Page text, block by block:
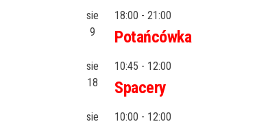
sie
9
18:00 - 21:00
Potańcówka
sie
18
10:45 - 12:00
Spacery
sie
10:00 - 12:00